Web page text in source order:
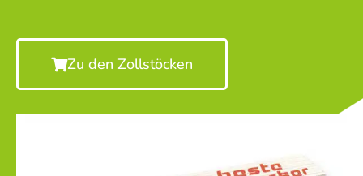
Zu den Zollstöcken